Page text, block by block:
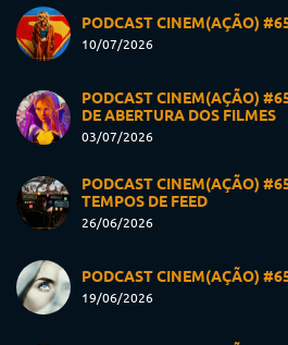
PODCAST CINEM(AÇÃO)
10/07/2026
PODCAST CINEM(AÇÃO)
DE ABERTURA DOS FILMES
03/07/2026
PODCAST CINEM(AÇÃO)
TEMPOS DE FEED
26/06/2026
PODCAST CINEM(AÇÃO)
19/06/2026